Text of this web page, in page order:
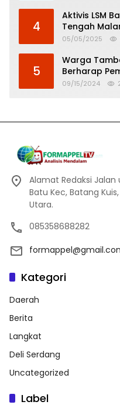
4
Aktivis LSM
Tengah
Tinggi
05/05/2025
5
Warga
Berharap
Banjir
09/15/2024
Alamat Redaksi Jalan
Batu Kec, Batang
Utara.
085358688282
Kategori
Daerah
Berita
Langkat
Deli Serdang
Uncategorized
Label